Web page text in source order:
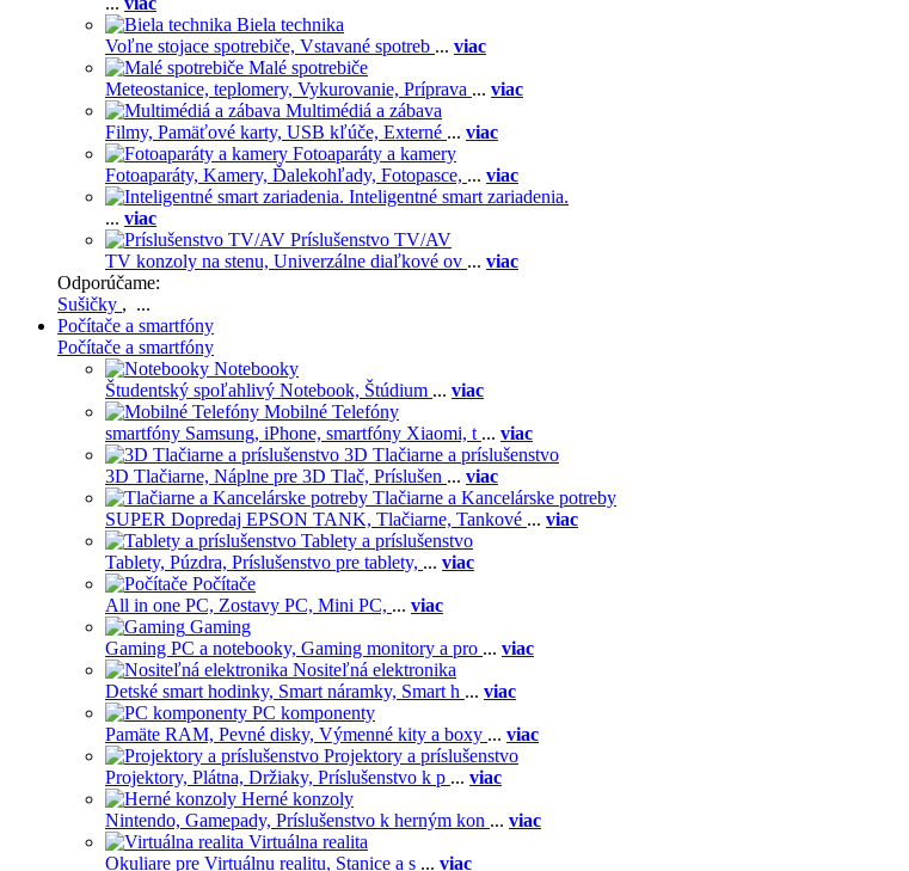
Biela technika
Voľne stojace spotrebiče, Vstavané spotreb ... viac
Malé spotrebiče
Meteostanice, teplomery, Vykurovanie, Príprava ... viac
Multimédiá a zábava
Filmy, Pamäťové karty, USB kľúče, Externé ... viac
Fotoaparáty a kamery
Fotoaparáty, Kamery, Ďalekohľady, Fotopasce, ... viac
Inteligentné smart zariadenia.
... viac
Príslušenstvo TV/AV
TV konzoly na stenu, Univerzálne diaľkové ov ... viac
Odporúčame:
Sušičky , ...
Počítače a smartfóny
Počítače a smartfóny
Notebooky
Študentský spoľahlivý Notebook, Štúdium ... viac
Mobilné Telefóny
smartfóny Samsung, iPhone, smartfóny Xiaomi, t ... viac
3D Tlačiarne a príslušenstvo
3D Tlačiarne, Náplne pre 3D Tlač, Príslušen ... viac
Tlačiarne a Kancelárske potreby
SUPER Dopredaj EPSON TANK, Tlačiarne, Tankové ... viac
Tablety a príslušenstvo
Tablety, Púzdra, Príslušenstvo pre tablety, ... viac
Počítače
All in one PC, Zostavy PC, Mini PC, ... viac
Gaming
Gaming PC a notebooky, Gaming monitory a pro ... viac
Nositeľná elektronika
Detské smart hodinky, Smart náramky, Smart h ... viac
PC komponenty
Pamäte RAM, Pevné disky, Výmenné kity a boxy ... viac
Projektory a príslušenstvo
Projektory, Plátna, Držiaky, Príslušenstvo k p ... viac
Herné konzoly
Nintendo, Gamepady, Príslušenstvo k herným kon ... viac
Virtuálna realita
Okuliare pre Virtuálnu realitu, Stanice a s ... viac